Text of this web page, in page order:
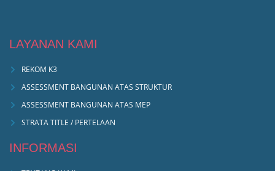
LAYANAN KAMI
REKOM K3
ASSESSMENT BANGUNAN ATAS STRUKTUR
ASSESSMENT BANGUNAN ATAS MEP
STRATA TITLE / PERTELAAN
INFORMASI